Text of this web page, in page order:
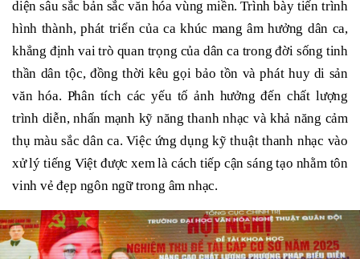
diện sâu sắc bản sắc văn hóa vùng miền. Trình bày tiến trình
hình thành, phát triển của ca khúc mang âm hưởng dân ca,
khẳng định vai trò quan trọng của dân ca trong đời sống tinh
thần dân tộc, đồng thời kêu gọi bảo tồn và phát huy di sản
văn hóa. Phân tích các yếu tố ảnh hưởng đến chất lượng
trình diễn, nhấn mạnh kỹ năng thanh nhạc và khả năng cảm
thụ màu sắc dân ca. Việc ứng dụng kỹ thuật thanh nhạc vào
xử lý tiếng Việt được xem là cách tiếp cận sáng tạo nhằm tôn
vinh vẻ đẹp ngôn ngữ trong âm nhạc.